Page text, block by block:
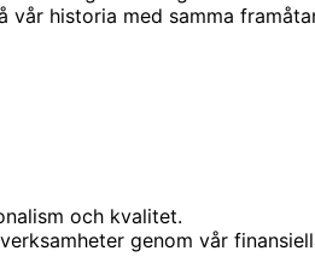
historia med samma
och kvalitet.
genom vår